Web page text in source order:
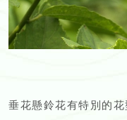
垂花懸鈴花有特別的